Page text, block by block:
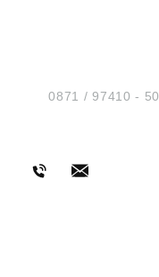
Tel.:0871 / 97410 - 50